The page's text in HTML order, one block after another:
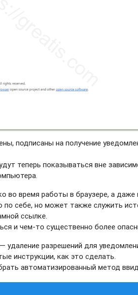
подписаны на получение
теперь показываться вне
во время работы в браузере, а даже
себе, но может также служить
ссылке.
и чем-то существенно более
разрешений для
инструкции, как это сделать.
автоматизированный метод